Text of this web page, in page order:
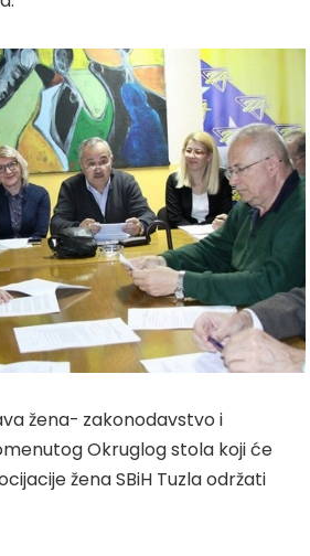
žena- zakonodavstvo i
Okruglog stola koji će
žena SBiH Tuzla održati